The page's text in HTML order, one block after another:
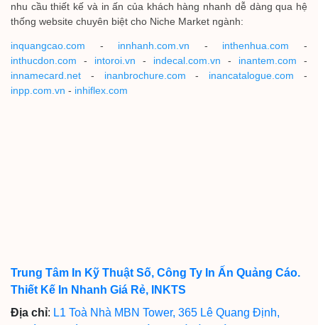
nhu cầu thiết kế và in ấn của khách hàng nhanh dễ dàng qua hệ
thống website chuyên biệt cho Niche Market ngành:
inquangcao.com - innhanh.com.vn - inthenhua.com -
inthucdon.com - intoroi.vn - indecal.com.vn - inantem.com -
innamecard.net - inanbrochure.com - inancatalogue.com -
inpp.com.vn - inhiflex.com
Trung Tâm In Kỹ Thuật Số, Công Ty In Ấn Quảng Cáo.
Thiết Kế In Nhanh Giá Rẻ, INKTS
Địa chỉ: L1 Toà Nhà MBN Tower, 365 Lê Quang Định,